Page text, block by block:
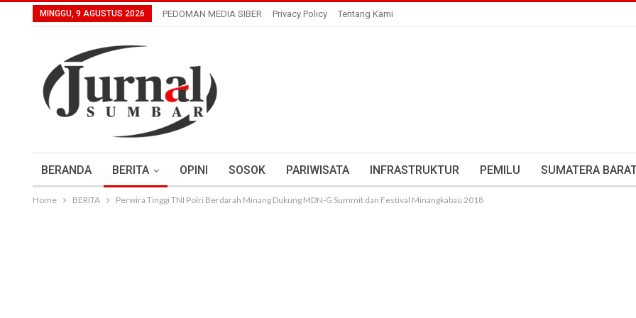
MINGGU, 9 AGUSTUS 2026 PEDOMAN MEDIA SIBER Privacy Policy Tentang Kami
BERANDA BERITA OPINI SOSOK PARIWISATA INFRASTRUKTUR PEMILU SUMATERA
Home BERITA Perwira Tinggi TNI Polri Berdarah Minang Dukung MDN-G Summit dan Festival Minangkabau 2018